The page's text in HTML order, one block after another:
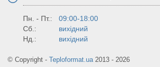
Пн. - Пт.:
09:00-18:00
Сб.:
вихідний
Нд.:
вихідний
© Copyright - Teploformat.ua2013 - 2026